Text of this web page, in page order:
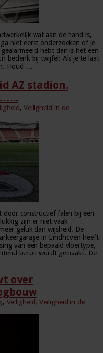
wat aan de hand is,
niet eerst onderzoeken of je
hebt dan is het een
bedenk bij twijfel: Als je te laat
Houd …
AZ stadion.
, Veiligheid in de
door constructief falen bij een
zijn er niet vaak
geluk dan wijsheid. De
in Eindhoven heeft
van een bepaald vloertype,
beton wordt gemaakt. De
over
, Veiligheid, Veiligheid in de